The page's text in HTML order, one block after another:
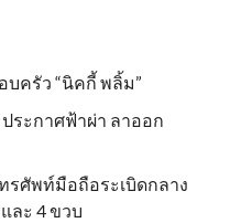
ครัว “นิคกี้ พลิ้ม”
ระกาศฟ้าผ่า ลาออก
รศัพท์มือถือระเบิดกลาง
ละ 4 ขวบ